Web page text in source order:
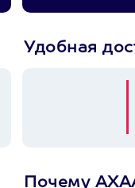
Удобная
Почему